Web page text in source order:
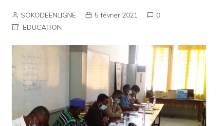
SOKODEENLIGNE 5 février 2021
0
EDUCATION